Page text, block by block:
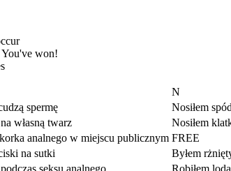
won!
N
spermę Nosiłem
własną twarz Nosiłem
analnego w miejscu publicznym FREE
na sutki Byłem
seksu analnego Robiłem loda